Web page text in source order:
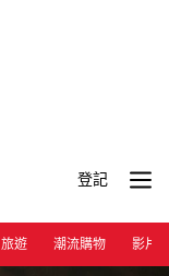
登記
旅遊 潮流購物 影片